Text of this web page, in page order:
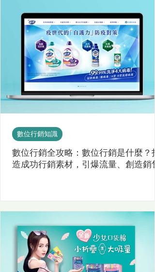
數位行銷全攻略：數位行銷是什麼？打
造成功行銷素材，引爆流量、創造銷
數位行銷知識